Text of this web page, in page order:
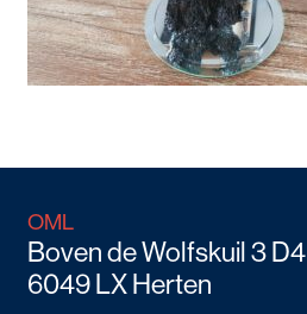
OML
Boven de Wolfskuil 3 D4
6049 LX Herten